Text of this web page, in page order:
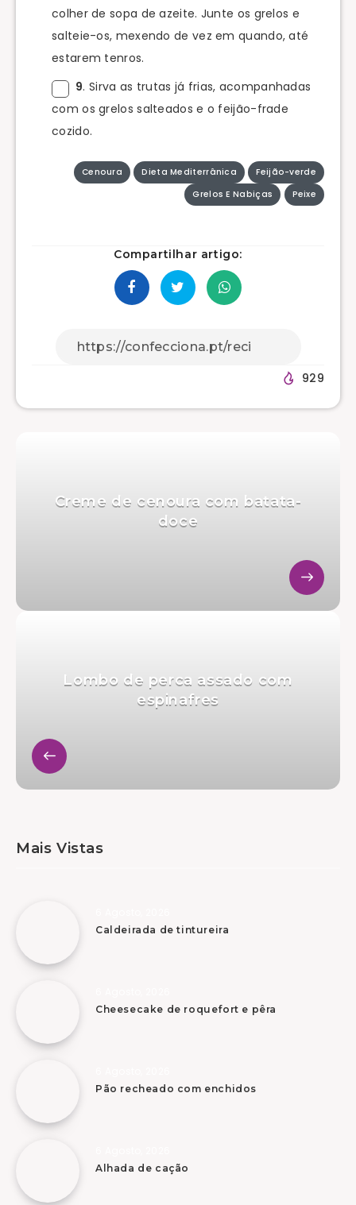
colher de sopa de azeite. Junte os grelos e
salteie-os, mexendo de vez em quando, até
estarem tenros.
9. Sirva as trutas já frias, acompanhadas
com os grelos salteados e o feijão-frade
cozido.
Cenoura Dieta Mediterrânica
Feijão-verde
Grelos E Nabiças
Peixe
Compartilhar artigo:
929
Creme de cenoura com batata-
doce
Lombo de perca assado com
espinafres
Mais Vistas
Caldeirada de tintureira
Cheesecake de roquefort e pêra
Pão recheado com enchidos
Alhada de cação